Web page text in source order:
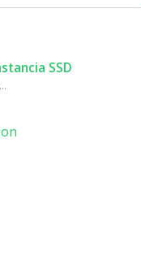
SSD